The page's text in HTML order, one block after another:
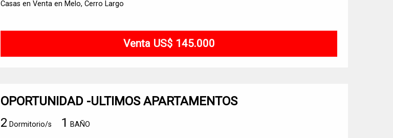
Casas en Venta en Melo, Cerro Largo
Venta US$ 145.000
OPORTUNIDAD -ULTIMOS APARTAMENTOS
2 Dormitorio/s 1 BAÑO